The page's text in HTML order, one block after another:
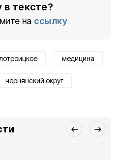
тексте?
на ссылку
медицина
чернянский округ